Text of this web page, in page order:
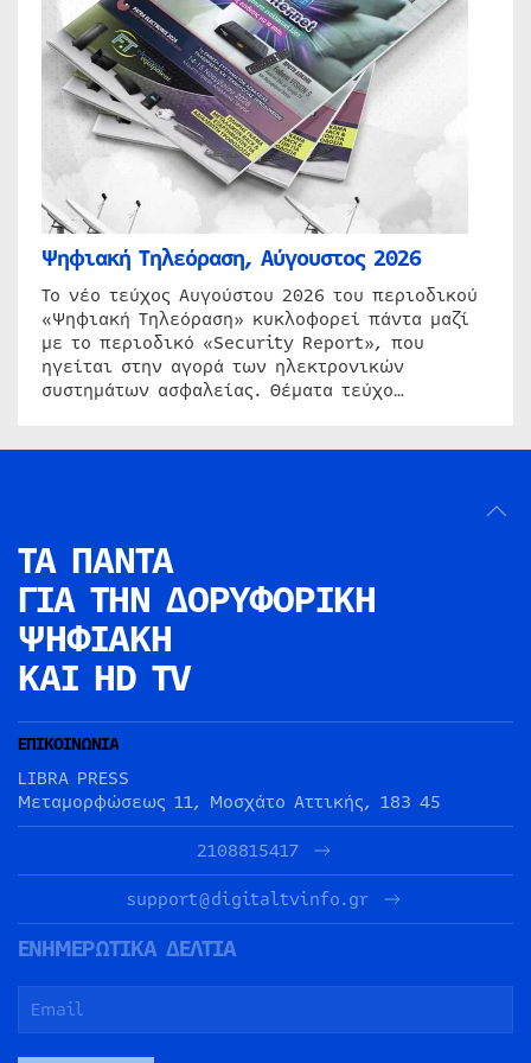
Ψηφιακή Τηλεόραση, Αύγουστος 2026
Το νέο τεύχος Αυγούστου 2026 του περιοδικού
«Ψηφιακή Τηλεόραση» κυκλοφορεί πάντα μαζί
με το περιοδικό «Security Report», που
ηγείται στην αγορά των ηλεκτρονικών
συστημάτων ασφαλείας. Θέματα τεύχο…
ΤΑ ΠΑΝΤΑ
ΓΙΑ ΤΗΝ ΔΟΡΥΦΟΡΙΚΗ
ΨΗΦΙΑΚΗ
ΚΑΙ HD TV
ΕΠΙΚΟΙΝΩΝΙΑ
LIBRA PRESS
Μεταμορφώσεως 11, Μοσχάτο Αττικής, 183 45
2108815417
support@digitaltvinfo.gr
ΕΝΗΜΕΡΩΤΙΚΑ ΔΕΛΤΙΑ